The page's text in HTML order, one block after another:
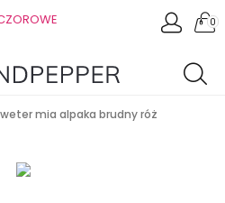
0
mia alpaka brudny róż